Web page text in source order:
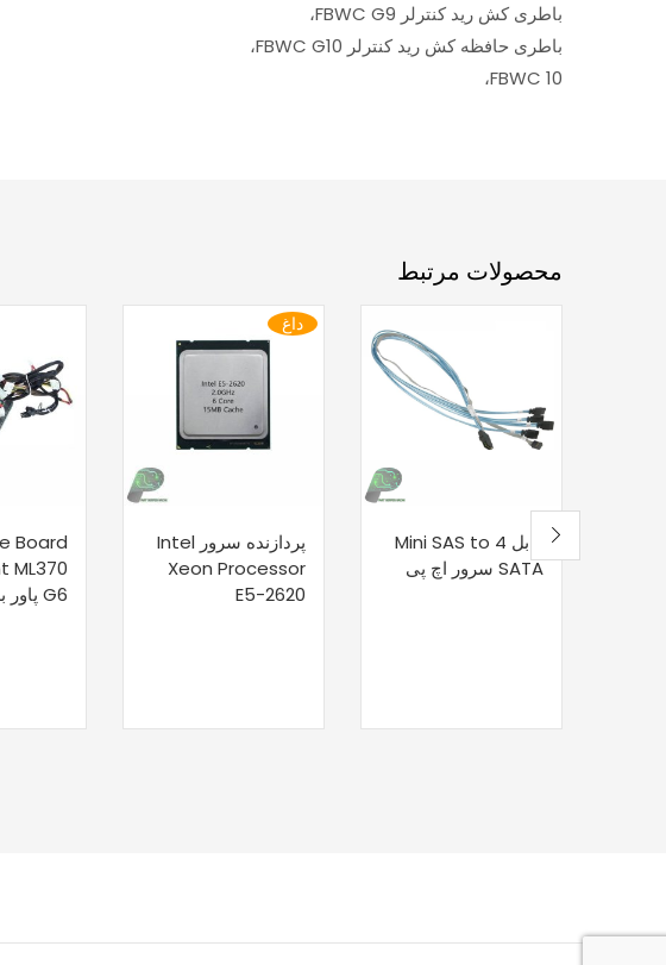
باطری کش رید کنترلر FBWC G9،
باطری حافظه کش رید کنترلر FBWC G10،
FBWC 10،
محصولات مرتبط
کابل Mini SAS to 4
SATA سرور اچ پی
داغ
پردازنده سرور Intel
Xeon Processor
E5-2620
Board
ML370
G6 پاور برد